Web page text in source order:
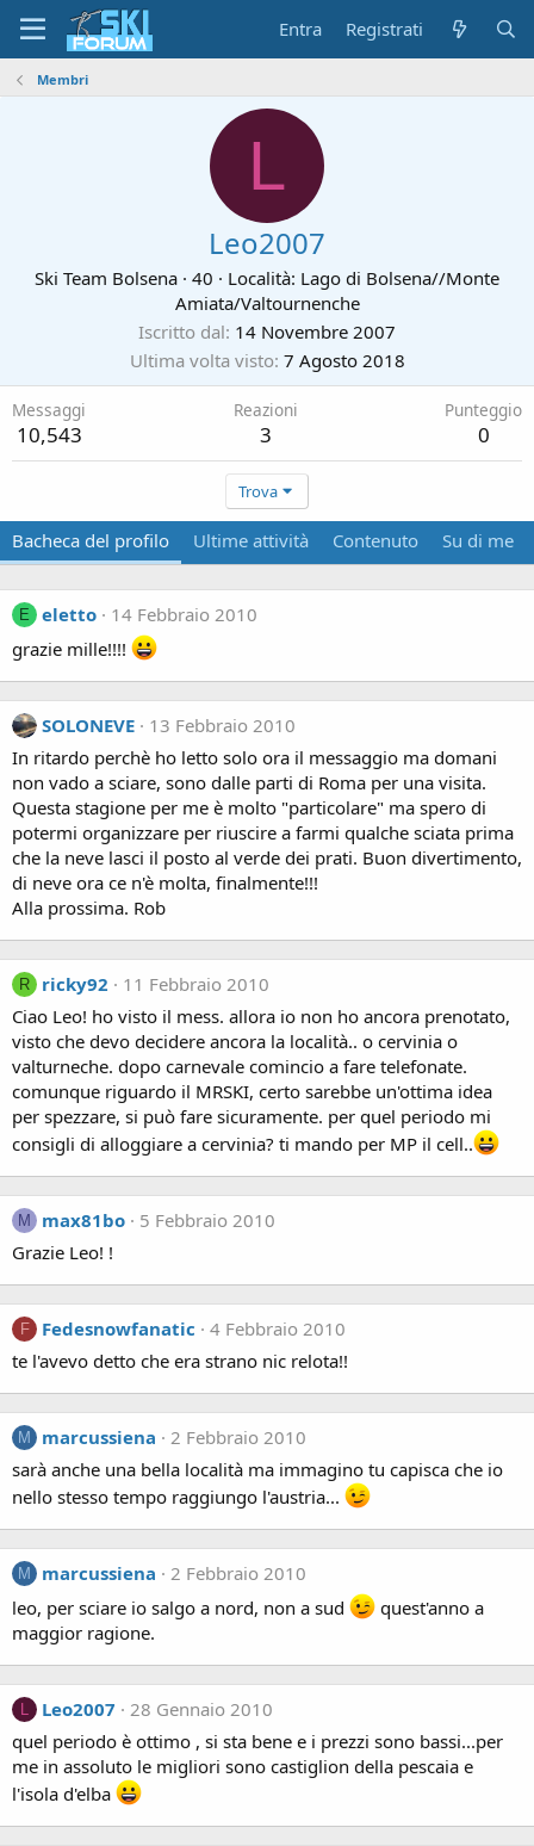
Entra Registrati
Membri
L
Leo2007
Ski Team Bolsena · 40 · Località: Lago di Bolsena//Monte
Amiata/Valtournenche
Iscritto dal 14 Novembre 2007
Ultima volta visto 7 Agosto 2018
Messaggi
10,543
Reazioni
3
Punteggio
0
Trova
Bacheca del profilo Ultime attività Contenuto Su di me
E eletto
14 Febbraio 2010
grazie mille!!!!
SOLONEVE
13 Febbraio 2010
In ritardo perchè ho letto solo ora il messaggio ma domani
non vado a sciare, sono dalle parti di Roma per una visita.
Questa stagione per me è molto "particolare" ma spero di
potermi organizzare per riuscire a farmi qualche sciata prima
che la neve lasci il posto al verde dei prati. Buon divertimento,
di neve ora ce n'è molta, finalmente!!!
Alla prossima. Rob
R ricky92
11 Febbraio 2010
Ciao Leo! ho visto il mess. allora io non ho ancora prenotato,
visto che devo decidere ancora la località.. o cervinia o
valturneche. dopo carnevale comincio a fare telefonate.
comunque riguardo il MRSKI, certo sarebbe un'ottima idea
per spezzare, si può fare sicuramente. per quel periodo mi
consigli di alloggiare a cervinia? ti mando per MP il cell..
M max81bo
5 Febbraio 2010
Grazie Leo! !
F Fedesnowfanatic
4 Febbraio 2010
te l'avevo detto che era strano nic relota!!
M marcussiena
2 Febbraio 2010
sarà anche una bella località ma immagino tu capisca che io
nello stesso tempo raggiungo l'austria...
M marcussiena
2 Febbraio 2010
leo, per sciare io salgo a nord, non a sud
quest'anno a
maggior ragione.
L Leo2007
28 Gennaio 2010
quel periodo è ottimo , si sta bene e i prezzi sono bassi...per
me in assoluto le migliori sono castiglion della pescaia e
l'isola d'elba